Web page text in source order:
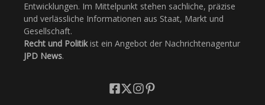
Entwicklungen. Im Mittelpunkt stehen sachliche, präzise
und verlässliche Informationen aus Staat, Markt und
Gesellschaft.
Recht und Politikist ein Angebot der Nachrichtenagentur
JPD News.